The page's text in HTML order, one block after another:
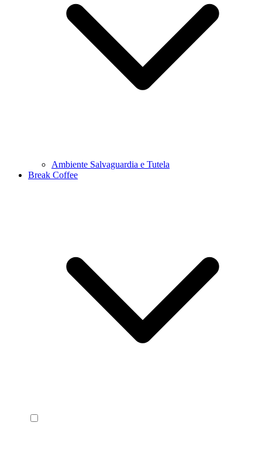
Ambiente Salvaguardia e Tutela
Break Coffee